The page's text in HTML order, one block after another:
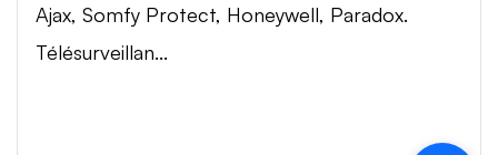
Ajax, Somfy Protect, Honeywell, Paradox.
Télésurveillan...